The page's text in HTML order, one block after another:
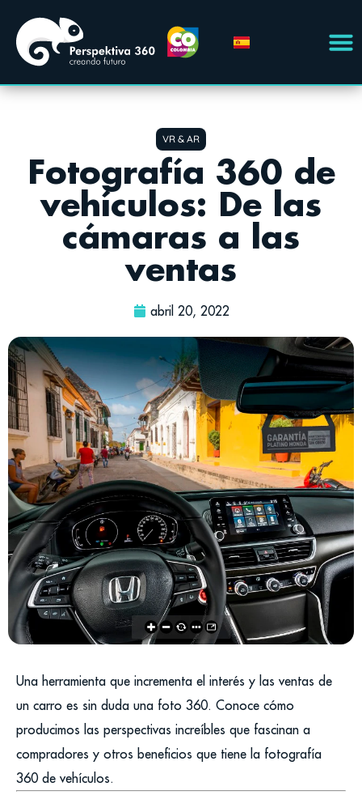
VR & AR
Fotografía 360 de
vehículos: De las
cámaras a las
ventas
abril 20, 2022
Una herramienta que incrementa el interés y las ventas de
un carro es sin duda una foto 360. Conoce cómo
producimos las perspectivas increíbles que fascinan a
compradores y otros beneficios que tiene la fotografía
360 de vehículos.